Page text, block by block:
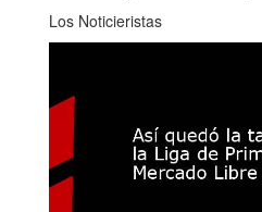
Los Noticieristas